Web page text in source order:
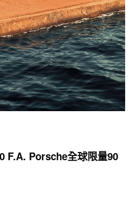
F.A. Porsche全球限量90